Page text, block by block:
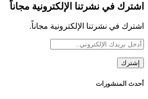
اشترك في نشرتنا الإلكترونية مجاناً
اشترك في نشرتنا الإلكترونية مجاناً.
أحدث المنشورات